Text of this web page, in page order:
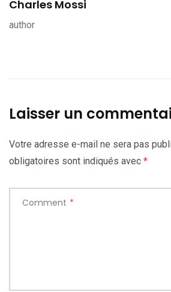
Charles Mossi
author
Laisser un
Votre adresse e-mail ne sera pas
obligatoires sont indiqués avec *
Comment *